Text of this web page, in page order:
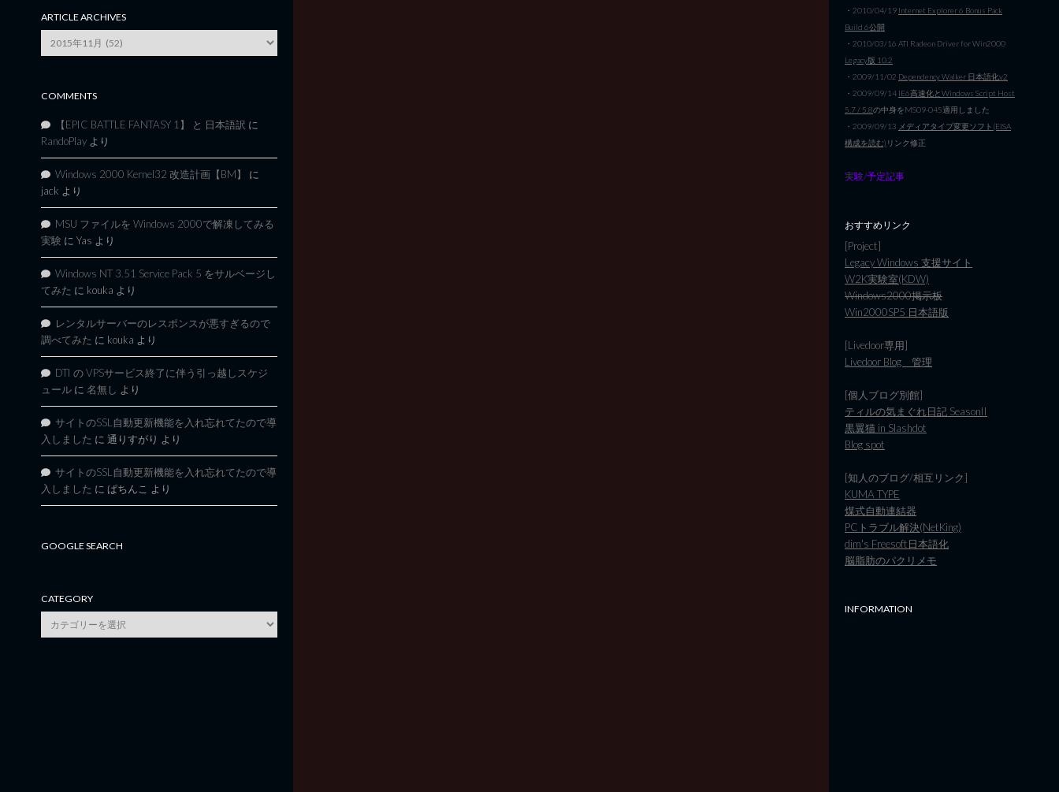
ARTICLE ARCHIVES
Archives
COMMENTS
【EPIC BATTLE FANTASY 1】 と 日本語訳 に
RandoPlay より
Windows 2000 Kernel32 改造計画【BM】
に
jack より
MSU ファイルを Windows 2000で解凍してみる
実験 に Yas より
Windows NT 3.51 Service Pack 5 をサルベージし
てみた に kouka より
レンタルサーバーのレスポンスが悪すぎるので
調べてみた に kouka より
DTI の VPSサービス終了に伴う引っ越しスケジ
ュール に 名無し より
サイトのSSL自動更新機能を入れ忘れてたので導
入しました に 通りすがり より
サイトのSSL自動更新機能を入れ忘れてたので導
入しました に ぱちんこ より
GOOGLE SEARCH
CATEGORY
category
・2010/04/19 Internet Explorer 6 Bonus Pack
Build 6公開
・2010/03/16 ATI Radeon Driver for Win2000
Legacy版 10.2
・2009/11/02 Dependency Walker 日本語化v2
・2009/09/14 IE6高速化とWindows Script Host
5.7 / 5.8の中身をMS09-045適用しました
・2009/09/13 メディアタイプ変更ソフト(EISA
構成を読む) リンク修正
実験/予定記事
おすすめリンク
[Project]
Legacy Windows 支援サイト
W2K実験室(KDW)
Windows2000掲示板
Win2000SP5 日本語版
[Livedoor専用]
Livedoor Blog 管理
[個人ブログ別館]
ティルの気まぐれ日記 SeasonII
黒翼猫 in Slashdot
Blog spot
[知人のブログ/相互リンク]
KUMA TYPE
煤式自動連結器
PCトラブル解決(NetKing)
dim's Freesoft日本語化
脳脂肪のパクリメモ
INFORMATION